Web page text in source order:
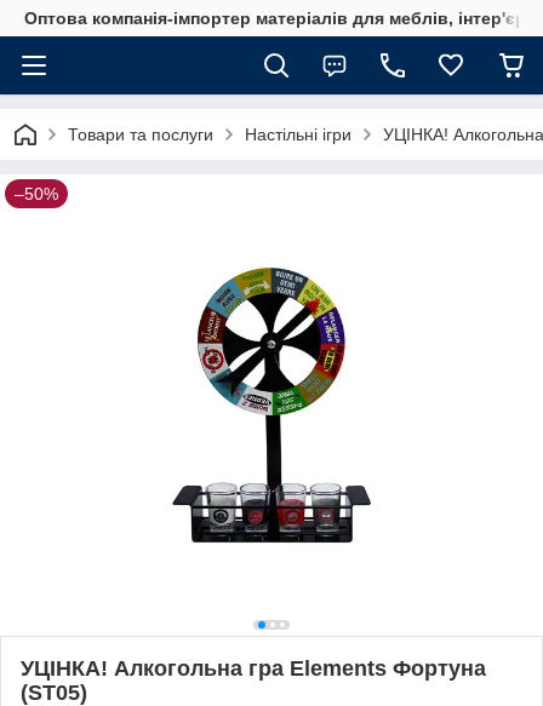
Оптова компанія-імпортер матеріалів для меблів, інтер'єру
Товари та послуги Настільні ігри УЦІНКА!
–50%
УЦІНКА! Алкогольна гра Elements Фортуна
(ST05)